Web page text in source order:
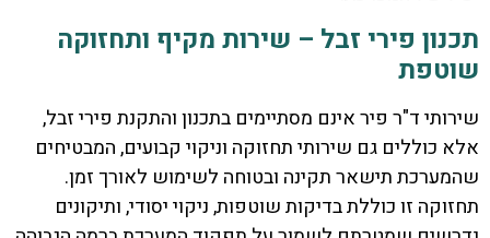
תכנון פירי זבל – שירות מקיף ותחזוקה
שוטפת
שירותי ד"ר פיר אינם מסתיימים בתכנון והתקנת פירי זבל,
אלא כוללים גם שירותי תחזוקה וניקוי קבועים, המבטיחים
שהמערכת תישאר תקינה ובטוחה לשימוש לאורך זמן.
תחזוקה זו כוללת בדיקות שוטפות, ניקוי יסודי, ותיקונים